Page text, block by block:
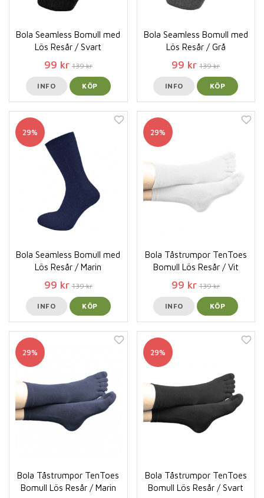
Bola Seamless Bomull med
Lös Resår / Svart
99 kr 139 kr
INFO KÖP
Bola Seamless Bomull med
Lös Resår / Grå
99 kr 139 kr
INFO KÖP
29%
Bola Seamless Bomull med
Lös Resår / Marin
99 kr 139 kr
INFO KÖP
29%
Bola Tåstrumpor TenToes
Bomull Lös Resår / Vit
99 kr 139 kr
INFO KÖP
29%
Bola Tåstrumpor TenToes
Bomull Lös Resår / Marin
29%
Bola Tåstrumpor TenToes
Bomull Lös Resår / Svart